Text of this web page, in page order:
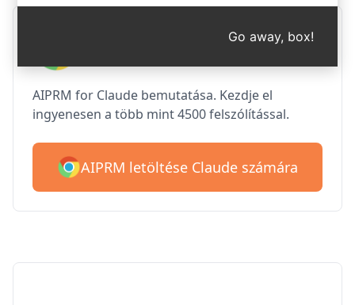
AIPRM Claude a Google
AIPRM for Claude bemutatása. Kezdje el
ingyenesen a több mint 4500 felszólítással.
AIPRM letöltése Claude számára
Go away, box!